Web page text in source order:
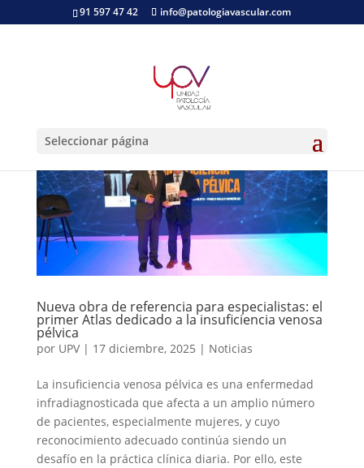
91 597 47 42 info@patologiavascular.com
Seleccionar página
Nueva obra de referencia para especialistas: el
primer Atlas dedicado a la insuficiencia venosa
pélvica
por UPV| 17 diciembre, 2025 | Noticias
La insuficiencia venosa pélvica es una enfermedad
infradiagnosticada que afecta a un amplio número
de pacientes, especialmente mujeres, y cuyo
reconocimiento adecuado continúa siendo un
desafío en la práctica clínica diaria. Por ello, este